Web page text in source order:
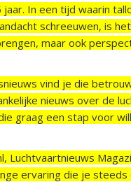
In een tijd waarin
schreeuwen, is
maar ook
vind je die
nieuws over de
graag een stap voor
Luchtvaartnieuws
ervaring die je